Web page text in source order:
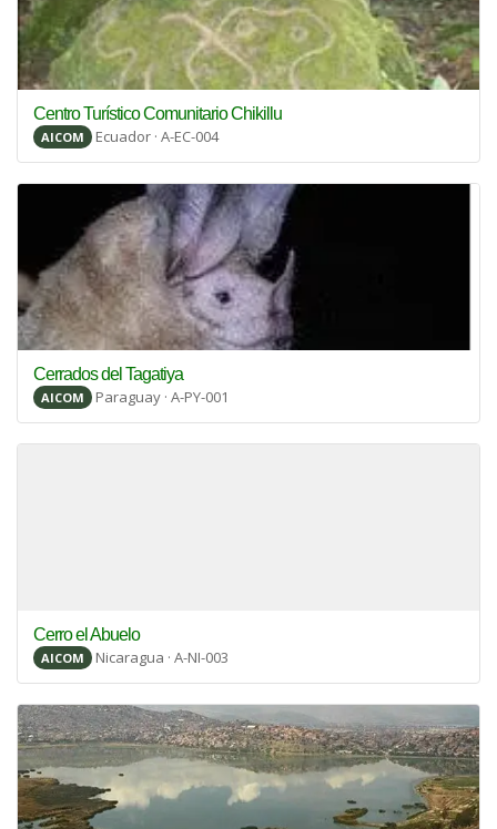
Centro Turístico Comunitario Chikillu
AICOM Ecuador · A-EC-004
Cerrados del Tagatiya
AICOM Paraguay · A-PY-001
Cerro el Abuelo
AICOM Nicaragua · A-NI-003